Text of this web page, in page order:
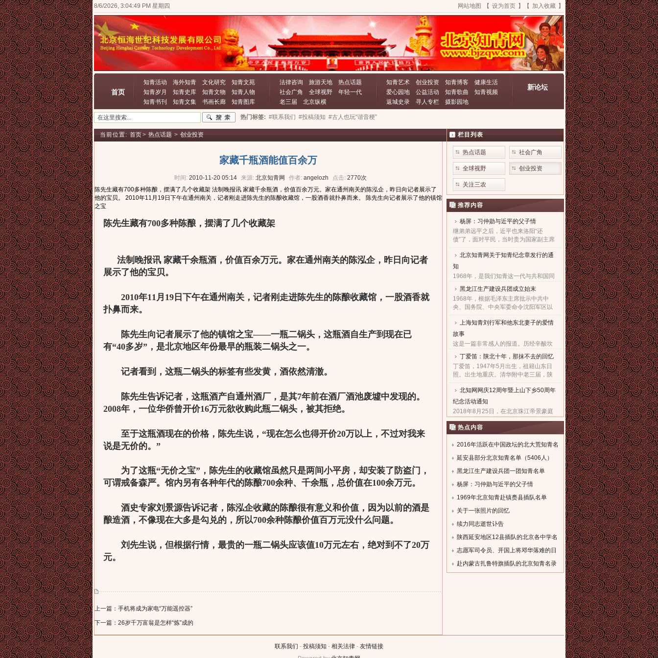
8/6/2026, 3:04:49 PM 星期四 网站地图 【 设为首页 】【 加入收藏 】
首页
知青活动 海外知青 文化研究
知青文苑
知青岁月
知青史库 知青文物
知青人物
知青书刊
知青文集 书画长廊 知青图库
法律咨询 旅游天地
热点话题
社会广角
全球视野
年轻一代
老三届
北京纵横
知青艺术 创业投资 知青博客
健康生活
爱心园地
公益活动 知青歌曲
知青视频
返城史录
寻人专栏 摄影园地
新论坛
热门标签: #联系我们 #投稿须知 #古人也玩“谐音梗”
当前位置: 首页> 热点话题 > 创业投资
家藏千瓶酒能值百余万
时间: 2010-11-20 05:14 来源: 北京知青网 作者: angelozh 点击: 2770次
陈先生藏有700多种陈酿，摆满了几个收藏架 法制晚报讯 家藏千余瓶酒，价值百余万元。家在通州南关的陈泓企，昨日向记者展示了
他的宝贝。 2010年11月19日下午在通州南关，记者刚走进陈先生的陈酿收藏馆，一股酒香就扑鼻而来。 陈先生向记者展示了他的镇馆
之宝
陈先生藏有700多种陈酿，摆满了几个收藏架
法制晚报讯 家藏千余瓶酒，价值百余万元。家在通州南关的陈泓企，昨日向记者
展示了他的宝贝。
2010年11月19日下午在通州南关，记者刚走进陈先生的陈酿收藏馆，一股酒香就
扑鼻而来。
陈先生向记者展示了他的镇馆之宝——一瓶二锅头，这瓶酒自生产到现在已
有“40多岁” ，是北京地区年份最早的瓶装二锅头之一。
记者看到，这瓶二锅头的标签有些发黄，酒依然清澈。
陈先生告诉记者，这瓶酒产自通州酒厂，是其7年前在酒厂酒池废墟中发现的。
2008年，一位华侨曾开价16万元欲收购此瓶二锅头，被其拒绝。
至于这瓶酒现在的价格，陈先生说， “现在怎么也得开价20万以上，不过对我来
说是无价的。 ”
为了这瓶“无价之宝” ，陈先生的收藏馆虽然只是两间小平房，却安装了防盗门，
可谓戒备森严。馆内另有各种年代的陈酿700余种、千余瓶，总价值在100余万元。
酒史专家刘景源告诉记者，陈泓企收藏的陈酿很有意义和价值，因为以前的酒是
酿造酒，不像现在大多是勾兑的，所以700余种陈酿价值百万元没什么问题。
刘先生说，但根据行情，最贵的一瓶二锅头应该值10万元左右，绝对到不了20万
元。
上一篇：手机将成为家电“万能遥控器”
下一篇：26岁千万富翁是怎样“炼”成的
栏目列表
热点话题 社会广角
全球视野 创业投资
关注三农
推荐内容
杨屏：习仲勋与近平的父子情
继弟弟远平之后，近平也来洛阳“还
债”了，面对平民，当时贵为国家副主席
的他，几乎90度的庄严一躬，鞠出了习
家父子对天下老百姓的良心！也鞠出了
习仲勋与近平撼人心魄的父......
北京知青网关于知青纪念章发行的通
知
1968年，是我们知青这一代与共和国同
命运共前进的同龄人值得隆重纪念的一
年。因为，知青这个在特殊历史时期产
生的特殊群体，在共和国发展的史册
上，以自己的青春、热血和忠......
黑龙江生产建设兵团成立始末
1968年，根据毛泽东主席批示中共中
央、国务院、中央军委命令沈阳军区以
原东北农垦总局所属农场为基础，组建
黑龙江生产建设兵团，在黑龙江省边境
地区执行“屯垦戍边”任务。......
上海知青刘行军和他东北妻子的爱情
故事
这是一篇非常感人的报道。历经辛酸坎
坷，终于同18年前的爱人生活到了一
起，黑龙江省五大连池市女子王亚文和
知青刘行军之间的动人爱情故事，演绎
了生活版的“小芳的故事”。......
丁爱笛：陕北十年，那抹不去的回忆
丁爱笛，1947年5月出生，祖籍山东日
照。出生地重庆。清华附中老三届，陕
北延川插队十年，做过四年生产队长，
四年大队书记兼公社副书记。1978年恢
复高考进入上海工业大学。现......
北知网网庆12周年暨上山下乡50周年
纪念活动通知
2018年8月25日，在北京珠江帝景豪庭
酒店二楼举办盛大隆重的“庆祝北京知青
网成立十二周年暨纪念上山下乡五十周
年文艺联欢会”。热烈欢迎广大知青朋友
参加。...
热点内容
2016年活跃在中国政坛的北大荒知青名
单
[field:description
function='cn_substr(@me,80)'/]...
延安县部分北京知青名单（5406人）
[field:description
function='cn_substr(@me,80)'/]...
黑龙江生产建设兵团一团知青名单
（一）
[field:description
function='cn_substr(@me,80)'/]...
杨屏：习仲勋与近平的父子情
[field:description
function='cn_substr(@me,80)'/]...
1969年北京知青赴镇赉县插队名单
[field:description
function='cn_substr(@me,80)'/]...
关于一张照片的回忆
[field:description
function='cn_substr(@me,80)'/]...
续力同志逝世讣告
[field:description
function='cn_substr(@me,80)'/]...
陕西延安地区12县插队的北京各中学名
录
[field:description
志愿军司令员、开国上将邓华落难的日
子
赴内蒙古扎鲁特旗插队的北京知青名录
联系我们 - 投稿须知 - 相关法律 - 友情链接